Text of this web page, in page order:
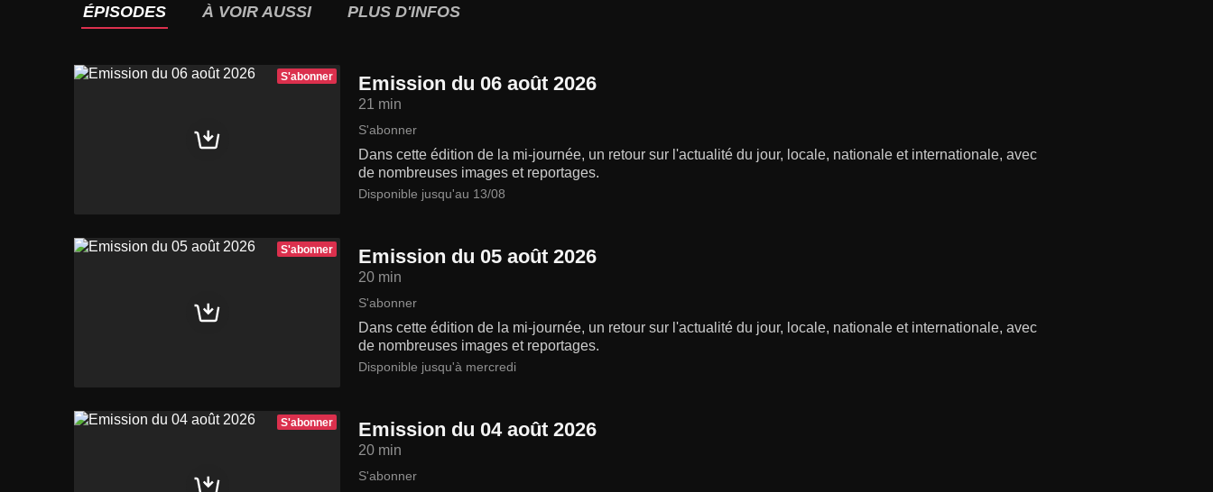
ÉPISODES À VOIR AUSSI PLUS D'INFOS
S'abonner Emission du 06 août 2026
21 min
S'abonner
Dans cette édition de la mi-journée, un retour sur l'actualité du jour, locale, nationale et internationale, avec
de nombreuses images et reportages.
Disponible jusqu'au 13/08
S'abonner Emission du 05 août 2026
20 min
S'abonner
Dans cette édition de la mi-journée, un retour sur l'actualité du jour, locale, nationale et internationale, avec
de nombreuses images et reportages.
Disponible jusqu'à mercredi
S'abonner Emission du 04 août 2026
20 min
S'abonner